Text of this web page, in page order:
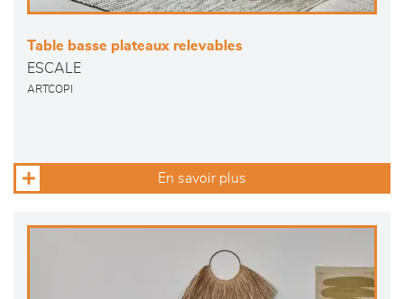
Table basse plateaux relevables
ESCALE
ARTCOPI
En savoir plus